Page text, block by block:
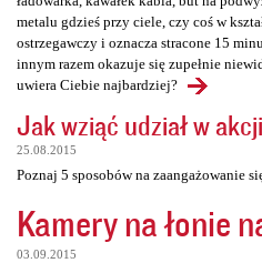
metalu gdzieś przy ciele, czy coś w
ostrzegawczy i oznacza stracone 15
innym razem okazuje się zupełnie
uwiera Ciebie najbardziej?
Jak wziąć udział w
25.08.2015
Poznaj 5 sposobów na zaangażowanie
Kamery na łonie
03.09.2015